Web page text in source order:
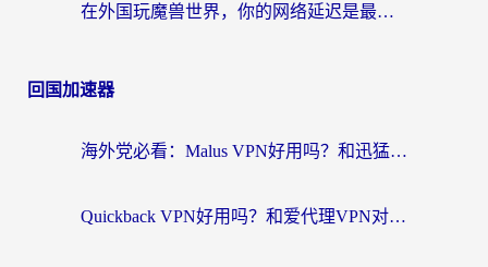
在外国玩魔兽世界，你的网络延迟是最大的敌人
回国加速器
海外党必看：Malus VPN好用吗？和迅猛兔VPN对比哪个回国效果更好？附真实体验与避坑指南
Quickback VPN好用吗？和爱代理VPN对比哪个回国效果更好？